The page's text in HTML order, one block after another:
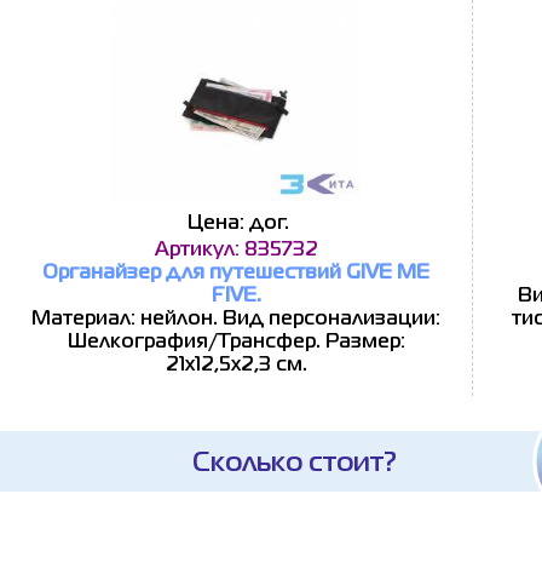
Цена: дог.
Артикул: 835732
Органайзер для путешествий GIVE ME
FIVE.
Материал: нейлон. Вид персонализации:
Шелкография/Трансфер. Размер:
21х12,5х2,3 см.
Сколько стоит?